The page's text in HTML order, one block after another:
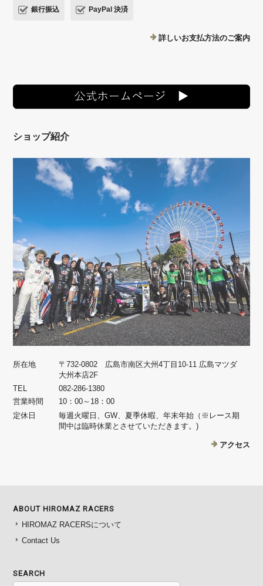
銀行振込 PayPal 決済
詳しいお支払方法のご案内
ショップ紹介
所在地
〒732-0802 広島市南区大州4丁目10-11 広島マツダ
大州本店2F
TEL
082-286-1380
営業時間
10：00～18：00
定休日
毎週火曜日、GW、夏季休暇、年末年始（※レース期
間中は臨時休業とさせていただきます。)
アクセス
ABOUT HIROMAZ RACERS
HIROMAZ RACERSについて
Contact Us
SEARCH